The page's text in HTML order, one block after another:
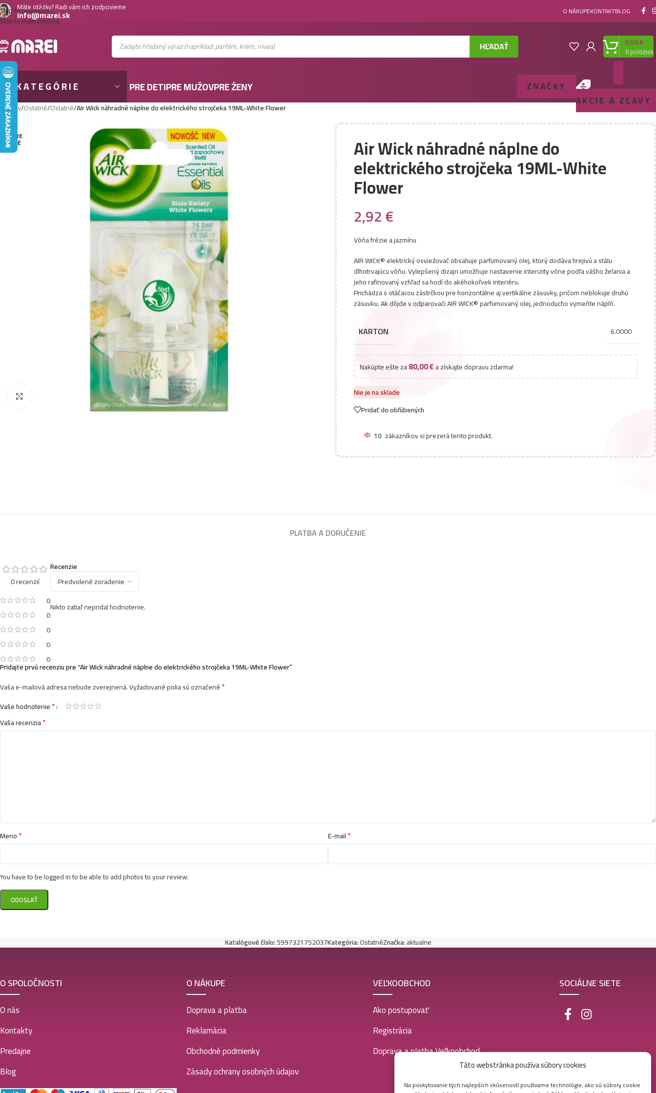
Táto webstránka používa súbory cookies
Na poskytovanie tých najlepších skúseností používame technológie, ako sú súbory cookie
Skip to navigation
Skip to main content
Máte otázky? Radi vám ich zodpovieme
info@marei.sk O NÁKUPEKONTAKTBLOG
HĽADAŤ 0položiek
0,00€
KATEGÓRIE PRE DETIPRE MUŽOVPRE ŽENY
ZNAČKY
AKCIE A ZĽAVY
Domov/Ostatné/Ostatné/Air Wick náhradné náplne do elektrického strojčeka 19ML-White Flower
VYPRE
DANÉ
Zobraziť väčší obrázok
Air Wick náhradné náplne do
elektrického strojčeka 19ML-White
Flower
2,92€
Vôňa frézie a jazmínu
AIR WICK® elektrický osviežovač obsahuje parfumovaný olej, ktorý dodáva hrejivú a stálu
dlhotrvajúcu vôňu. Vylepšený dizajn umožňuje nastavenie intenzity vône podľa vášho želania a
jeho rafinovaný vzhľad sa hodí do akéhokoľvek interiéru.
Prichádza s otáčacou zástrčkou pre horizontálne aj vertikálne zásuvky, pričom neblokuje druhú
zásuvku. Ak dôjde v odparovači AIR WICK® parfumovaný olej, jednoducho vymeňte náplň.
KARTON 6.0000
Nakúpte ešte za80,00€a získajte dopravu zdarma!
Nie je na sklade
Pridať do obľúbených
10 zákazníkov si prezerá tento produkt.
PLATBA A DORUČENIE
0 recenzií
0
0
0
0
0
Recenzie
Nikto zatiaľ nepridal hodnotenie.
Pridajte prvú recenziu pre “Air Wick náhradné náplne do elektrického strojčeka 19ML-White Flower”
Vaša e-mailová adresa nebude zverejnená.Vyžadované polia sú označené*
Vaše hodnotenie*
Vaša recenzia*
Meno* E-mail*
You have to be logged in to be able to add photos to your review.
Katalógové číslo:5997321752037Kategória:OstatnéZnačka:aktualne
O SPOLOČNOSTI
O nás
Kontakty
Predajne
Blog
O NÁKUPE
Doprava a platba
Reklamácia
Obchodné podmienky
Zásady ochrany osobných údajov
VEĽKOOBCHOD
Ako postupovať
Registrácia
Doprava a platba Veľkoobchod
SOCIÁLNE SIETE